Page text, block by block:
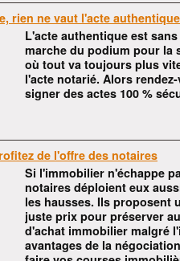
rien ne vaut l'acte authentique
L'acte authentique est
marche du podium pour la
où tout va toujours plus
l'acte notarié. Alors
signer des actes 100 %
de l'offre des notaires
Si l'immobilier n'échappe
notaires déploient eux
les hausses. Ils proposent
juste prix pour préserver
d'achat immobilier malgré
avantages de la